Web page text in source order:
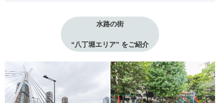
水路の街
“八丁堀エリア” をご紹介